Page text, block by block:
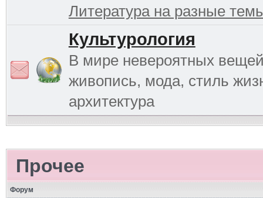
Литература на разные
Культурология
В мире невероятных
живопись, мода, стиль
архитектура
Прочее
Форум